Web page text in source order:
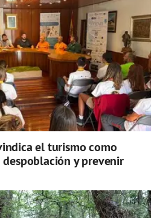
el turismo como
y prevenir